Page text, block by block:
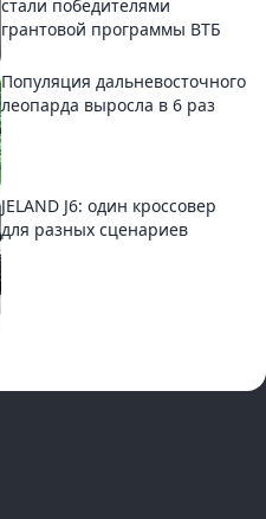
стали победителями
грантовой программы ВТБ
Популяция дальневосточного
леопарда выросла в 6 раз
JELAND J6: один кроссовер
для разных сценариев